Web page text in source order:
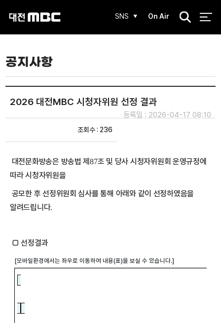
SNS On Air
검
공지사항
2026 대전MBC 시청자위원 선정 결과
등록일 : 2026-04-17 08:10
조회수 : 236
대전문화방송은 방송법 제87조 및 당사 시청자위원회 운영규정에
따라 시청자위원을
공모한 후 선정위원회 심사를 통해 아래와 같이 선정하였음을
알려드립니다.
□ 선정결과